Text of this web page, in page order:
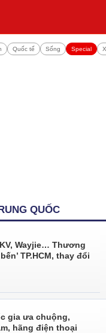
Quốc tế Sống Special
QUỐC
Wayjie… Thương
TP.HCM, thay đổi
gia ưa chuộng,
hãng điện thoại